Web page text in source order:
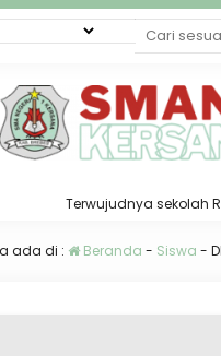
Terwujudnya sekolah
ada di : Beranda - Siswa -